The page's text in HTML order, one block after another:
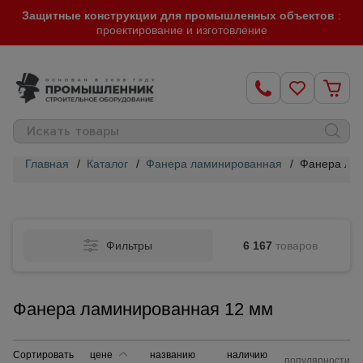
Защитные конструкции для промышленных объектов :
проектирование и изготовление
Главная / Каталог / Фанера ламинированная / Фанера
Фильтры 6 167 товаров
Фанера ламинированная 12 мм
Сортировать
цене названию наличию популярности